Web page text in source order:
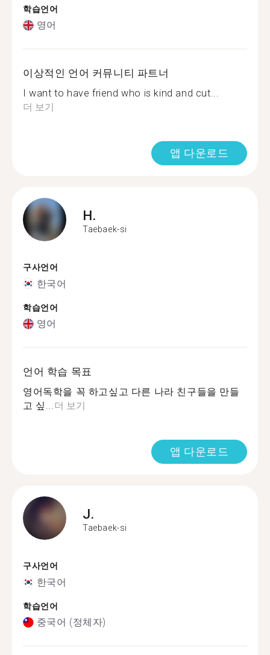
학습언어
영어
이상적인 언어 커뮤니티 파트너
I want to have friend who is kind and cut...
더 보기
앱 다운로드
H.
Taebaek-si
구사언어
한국어
학습언어
영어
언어 학습 목표
영어독학을 꼭 하고싶고 다른 나라 친구들을 만들
고 싶...더 보기
앱 다운로드
J.
Taebaek-si
구사언어
한국어
학습언어
중국어 (정체자)